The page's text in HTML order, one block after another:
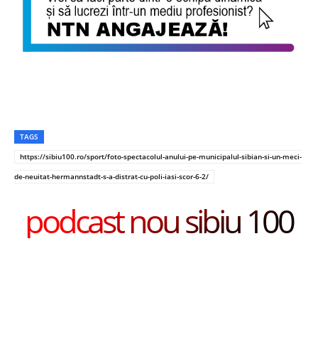
TAGS
https://sibiu100.ro/sport/foto-spectacolul-anului-pe-municipalul-sibian-si-un-meci-
de-neuitat-hermannstadt-s-a-distrat-cu-poli-iasi-scor-6-2/
podcast nou sibiu 100